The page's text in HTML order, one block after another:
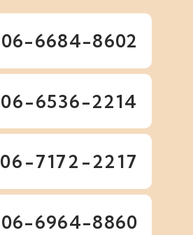
06-6684-8602
06-6536-2214
06-7172-2217
06-6964-8860